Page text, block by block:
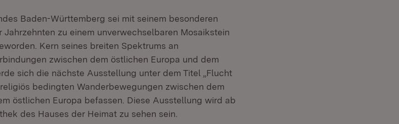
Baden-Württemberg sei mit seinem besonderen
zu einem unverwechselbaren Mosaikstein
Kern seines breiten Spektrums an
zwischen dem östlichen Europa und dem
sich die nächste Ausstellung unter dem Titel „Flucht
bedingten Wanderbewegungen zwischen dem
östlichen Europa befassen. Diese Ausstellung wird ab
des Hauses der Heimat zu sehen sein.